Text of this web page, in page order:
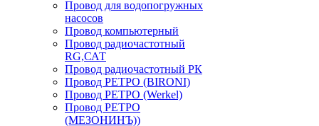
Провод для водопогружных
насосов
Провод компьютерный
Провод радиочастотный
RG,САТ
Провод радиочастотный РК
Провод РЕТРО (BIRONI)
Провод РЕТРО (Werkel)
Провод РЕТРО
(МЕЗОНИНЪ))